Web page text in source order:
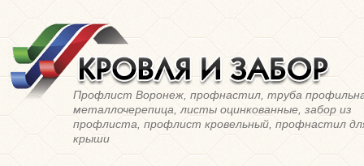
Профлист Воронеж, профнастил, труба
металлочерепица, листы оцинкованные, забор из
профлиста, профлист кровельный, профнастил
крыши